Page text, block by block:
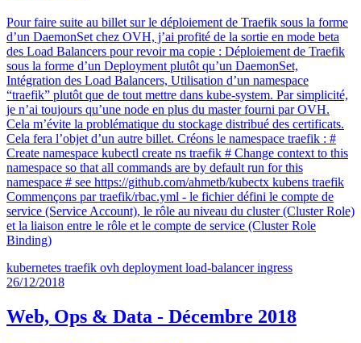
Pour faire suite au billet sur le déploiement de Traefik sous la forme
d’un DaemonSet chez OVH, j’ai profité de la sortie en mode beta
des Load Balancers pour revoir ma copie : Déploiement de Traefik
sous la forme d’un Deployment plutôt qu’un DaemonSet,
Intégration des Load Balancers, Utilisation d’un namespace
“traefik” plutôt que de tout mettre dans kube-system. Par simplicité,
je n’ai toujours qu’une node en plus du master fourni par OVH.
Cela m’évite la problématique du stockage distribué des certificats.
Cela fera l’objet d’un autre billet. Créons le namespace traefik : #
Create namespace kubectl create ns traefik # Change context to this
namespace so that all commands are by default run for this
namespace # see https://github.com/ahmetb/kubectx kubens traefik
Commençons par traefik/rbac.yml - le fichier défini le compte de
service (Service Account), le rôle au niveau du cluster (Cluster Role)
et la liaison entre le rôle et le compte de service (Cluster Role
Binding)
kubernetes traefik ovh deployment load-balancer ingress
26/12/2018
Web, Ops & Data - Décembre 2018